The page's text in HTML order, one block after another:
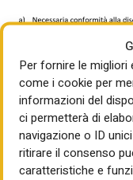
Per fornire le migliori
come i cookie per
informazioni del
ci permetterà di
navigazione o ID
ritirare il consenso
caratteristiche e